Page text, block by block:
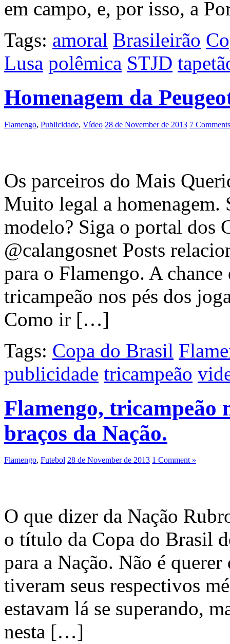
em campo, e, por isso, a
Tags: amoral Brasileirão
Lusa polêmica STJD
Homenagem da
Flamengo, Publicidade, Vídeo 28 de November de 2013 7
Os parceiros do Mais
Muito legal a homenagem.
modelo? Siga o portal dos
@calangosnet Posts
para o Flamengo. A
tricampeão nos pés dos
Como ir […]
Tags: Copa do Brasil
publicidade tricampeão
Flamengo, tricampeão
braços da Nação.
Flamengo, Futebol 28 de November de 2013 1 Comment »
O que dizer da Nação
o título da Copa do Brasil
para a Nação. Não é
tiveram seus respectivos
estavam lá se superando,
nesta […]